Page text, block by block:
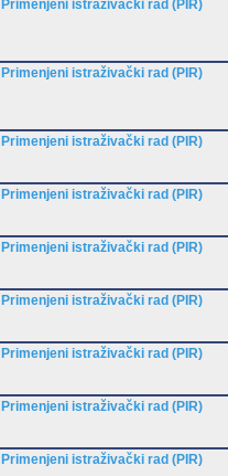
Primenjeni istraživački rad (PIR)
Primenjeni istraživački rad (PIR)
Primenjeni istraživački rad (PIR)
Primenjeni istraživački rad (PIR)
Primenjeni istraživački rad (PIR)
Primenjeni istraživački rad (PIR)
Primenjeni istraživački rad (PIR)
Primenjeni istraživački rad (PIR)
Primenjeni istraživački rad (PIR)